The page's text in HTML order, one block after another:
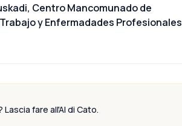
Centro Mancomunado de
y Enfermadades Profesionales
fare all'AI di Cato.